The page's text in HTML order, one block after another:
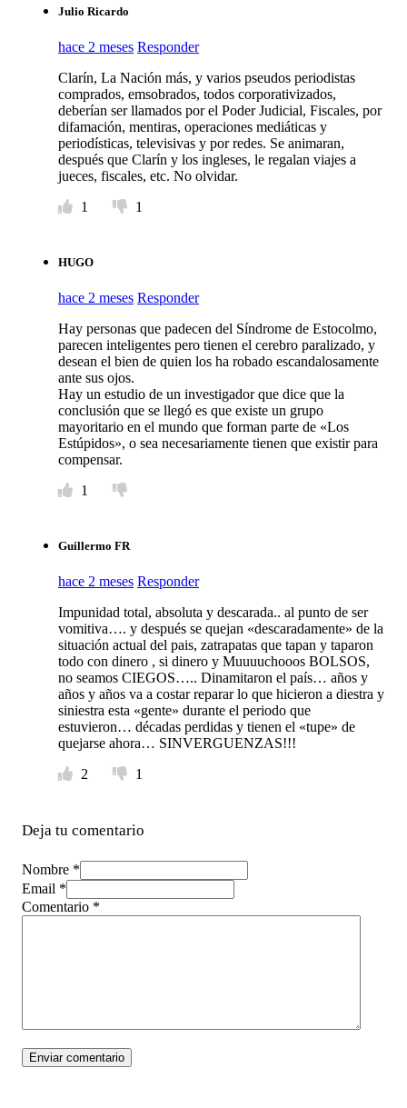
Julio Ricardo
hace 2 meses Responder
Clarín, La Nación más, y varios pseudos periodistas
comprados, emsobrados, todos corporativizados,
deberían ser llamados por el Poder Judicial, Fiscales, por
difamación, mentiras, operaciones mediáticas y
periodísticas, televisivas y por redes. Se animaran,
después que Clarín y los ingleses, le regalan viajes a
jueces, fiscales, etc. No olvidar.
1
1
HUGO
hace 2 meses Responder
Hay personas que padecen del Síndrome de Estocolmo,
parecen inteligentes pero tienen el cerebro paralizado, y
desean el bien de quien los ha robado escandalosamente
ante sus ojos.
Hay un estudio de un investigador que dice que la
conclusión que se llegó es que existe un grupo
mayoritario en el mundo que forman parte de «Los
Estúpidos», o sea necesariamente tienen que existir para
compensar.
1
Guillermo FR
hace 2 meses Responder
Impunidad total, absoluta y descarada.. al punto de ser
vomitiva…. y después se quejan «descaradamente» de la
situación actual del pais, zatrapatas que tapan y taparon
todo con dinero , si dinero y Muuuuchooos BOLSOS,
no seamos CIEGOS….. Dinamitaron el país… años y
años y años va a costar reparar lo que hicieron a diestra y
siniestra esta «gente» durante el periodo que
estuvieron… décadas perdidas y tienen el «tupe» de
quejarse ahora… SINVERGUENZAS!!!
2
1
Deja tu comentario
Nombre *
Email *
Comentario *